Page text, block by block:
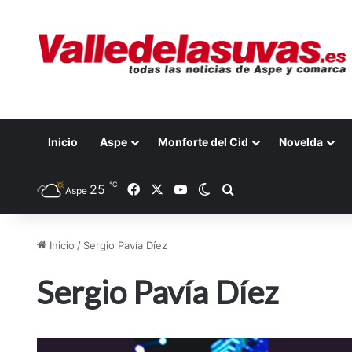
Inicio Aspe Monforte del Cid Novelda
Aspe 25 ℃ FacebookYouTubeSwitch skin
Inicio / Sergio Pavía Díez
Sergio Pavía Díez